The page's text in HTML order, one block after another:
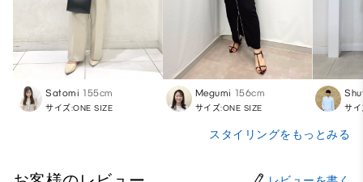
Satomi 155cm
サイズ:ONE SIZE
Megumi 156cm
サイズ:ONE SIZE サ
スタイリングをもっとみる